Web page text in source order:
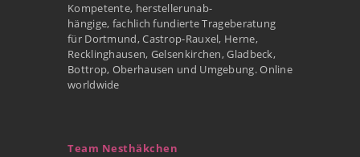
Kompetente, herstellerunab-
hängige, fachlich fundierte Trageberatung
für Dortmund, Castrop-Rauxel, Herne,
Recklinghausen, Gelsenkirchen, Gladbeck,
Bottrop, Oberhausen und Umgebung. Online
worldwide
Team Nesthäkchen